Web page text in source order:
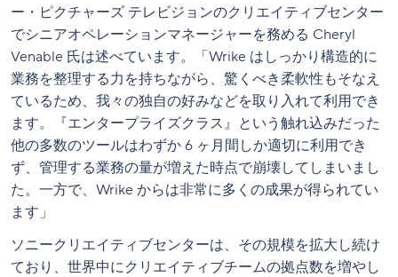
ー・ピクチャーズ テレビジョンのクリエイティブセンター
でシニアオペレーションマネージャーを務める Cheryl
Venable 氏は述べています。「Wrike はしっかり構造的に
業務を整理する力を持ちながら、驚くべき柔軟性もそなえ
ているため、我々の独自の好みなどを取り入れて利用でき
ます。『エンタープライズクラス』という触れ込みだった
他の多数のツールはわずか 6 ヶ月間しか適切に利用でき
ず、管理する業務の量が増えた時点で崩壊してしまいまし
た。一方で、Wrike からは非常に多くの成果が得られてい
ます」
ソニークリエイティブセンターは、その規模を拡大し続け
ており、世界中にクリエイティブチームの拠点数を増やし